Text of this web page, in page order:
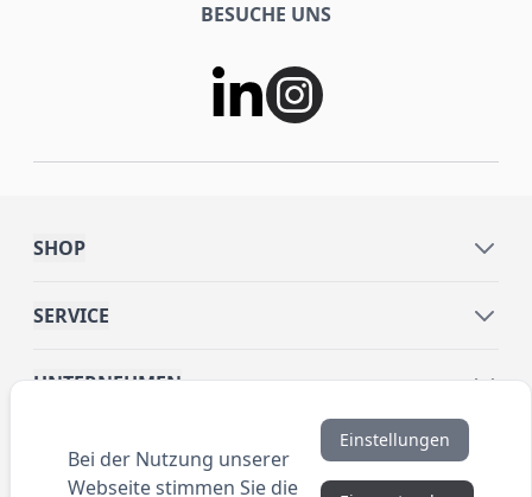
BESUCHE UNS
SHOP
SERVICE
UNTERNEHMEN
INFORMATIONEN
Bei der Nutzung unserer
Webseite stimmen Sie die
Einstellungen